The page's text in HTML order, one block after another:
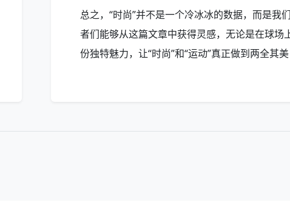
总之，“时尚”并不是一个冷冰冰的数据，而是
者们能够从这篇文章中获得灵感，无论是在球
份独特魅力，让“时尚”和“运动”真正做到两全其美